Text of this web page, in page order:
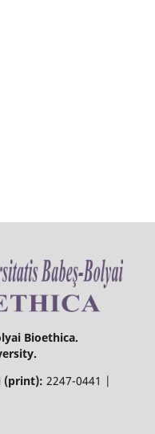
Bioethica.
(print): 2247-0441 |